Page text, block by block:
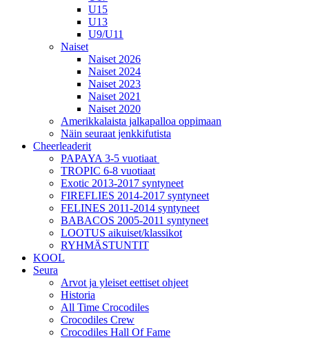
U15
U13
U9/U11
Naiset
Naiset 2026
Naiset 2024
Naiset 2023
Naiset 2021
Naiset 2020
Amerikkalaista jalkapalloa oppimaan
Näin seuraat jenkkifutista
Cheerleaderit
PAPAYA 3-5 vuotiaat
TROPIC 6-8 vuotiaat
Exotic 2013-2017 syntyneet
FIREFLIES 2014-2017 syntyneet
FELINES 2011-2014 syntyneet
BABACOS 2005-2011 syntyneet
LOOTUS aikuiset/klassikot
RYHMÄSTUNTIT
KOOL
Seura
Arvot ja yleiset eettiset ohjeet
Historia
All Time Crocodiles
Crocodiles Crew
Crocodiles Hall Of Fame